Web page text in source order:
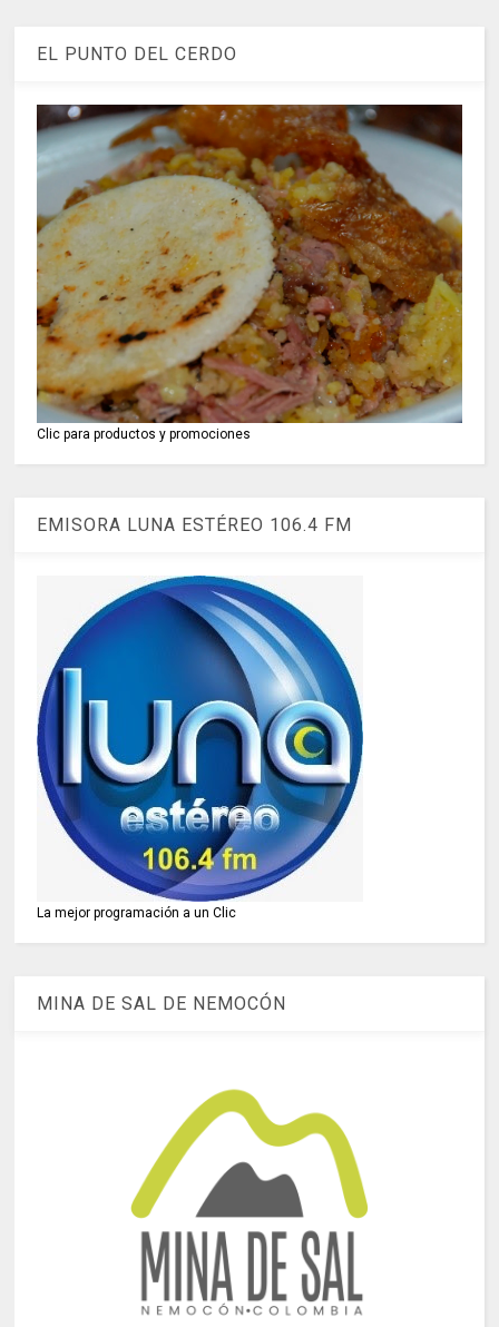
EL PUNTO DEL CERDO
Clic para productos y promociones
EMISORA LUNA ESTÉREO 106.4 FM
La mejor programación a un Clic
MINA DE SAL DE NEMOCÓN